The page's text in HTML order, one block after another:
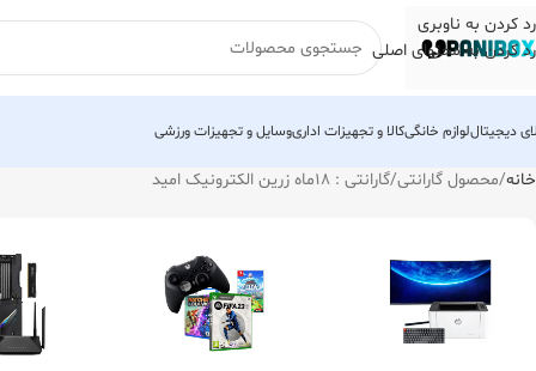
رد کردن به ناوبری
رد کردن به محتوای اصلی
دیجیتاللوازم خانگیکالا و تجهیزات اداریوسایل و تجهیزات ورزشی
خانه محصول گارانتی گارانتی : 18ماه زرین الکترونیک امید